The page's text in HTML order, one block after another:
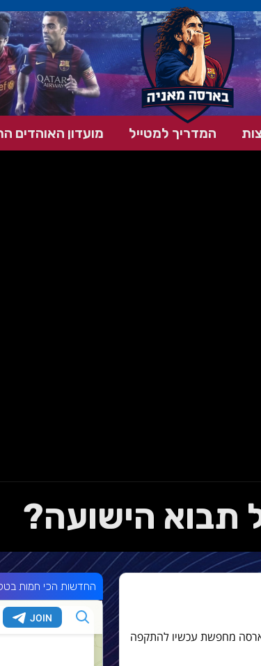
המדריך למטייל מועדון האוהדים
תבוא הישועה?
מחפשת עכשיו להתקפה
החדשות הכי חמות